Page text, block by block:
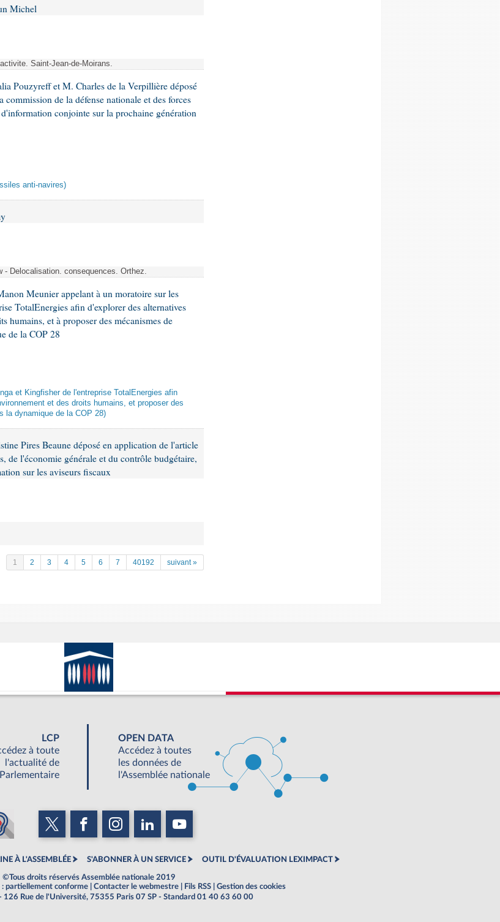
Michel
Saint-Jean-de-Moirans.
Pouzyreff et M. Charles de la Verpillière déposé
de la défense nationale et des forces
conjointe sur la prochaine génération
anti-navires)
- Delocalisation. consequences. Orthez.
Meunier appelant à un moratoire sur les
TotalEnergies afin d'explorer des alternatives
humains, et à proposer des mécanismes de
de la COP 28
et Kingfisher de l'entreprise TotalEnergies afin
et des droits humains, et proposer des
la dynamique de la COP 28)
Pires Beaune déposé en application de l'article
de l'économie générale et du contrôle budgétaire,
sur les aviseurs fiscaux
1 2 3 4 5 6 7 40192 suivant »
LCP
à toute
l'actualité de
OPEN DATA
Accédez à toutes
les données de
l'Assemblée nationale
À L'ASSEMBLÉE S'ABONNER À UN SERVICE OUTIL D'ÉVALUATION LEXIMPACT
©Tous droits réservés Assemblée nationale 2019
: partiellement conforme Contacter le webmestre Fils RSS
Gestion des cookies
126 Rue de l'Université, 75355 Paris 07 SP - Standard 01 40 63 60 00